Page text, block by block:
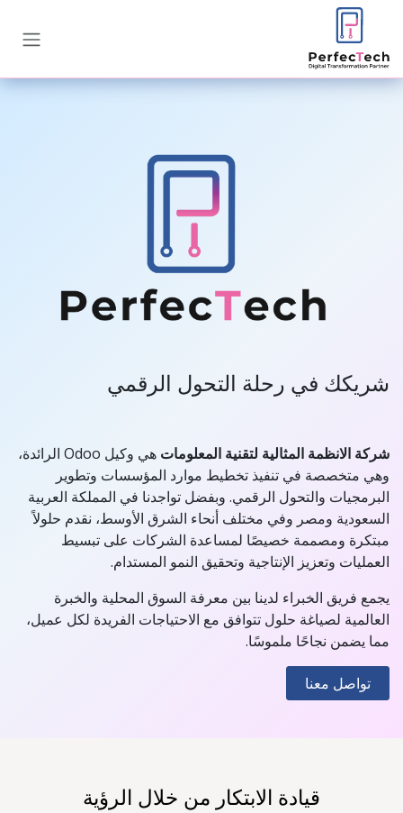
تخطي للذهاب إلى المحتوى
شريكك في رحلة التحول الرقمي
شركة الانظمة المثالية لتقنية المعلومات
هي وكيل Odoo الرائدة،
وهي متخصصة في تنفيذ تخطيط موارد المؤسسات وتطوير
البرمجيات والتحول الرقمي. وبفضل تواجدنا في المملكة العربية
السعودية ومصر وفي مختلف أنحاء الشرق الأوسط، نقدم حلولاً
مبتكرة ومصممة خصيصًا لمساعدة الشركات على تبسيط
العمليات وتعزيز الإنتاجية وتحقيق النمو المستدام.​
يجمع فريق الخبراء لدينا بين معرفة السوق المحلية والخبرة
العالمية لصياغة حلول تتوافق مع الاحتياجات الفريدة لكل عميل،
مما يضمن نجاحًا ملموسًا.​
تواصل معنا
قيادة الابتكار من خلال الرؤية